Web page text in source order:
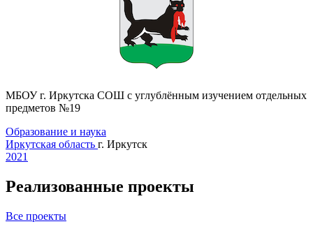
МБОУ г. Иркутска СОШ с углублённым изучением отдельных
предметов №19
Образование и наука
Иркутская область г. Иркутск
2021
Реализованные проекты
Все проекты